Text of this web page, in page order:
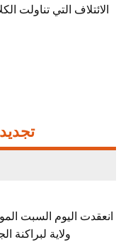
الائتلاف التي تناولت
ولاية لبراكنة